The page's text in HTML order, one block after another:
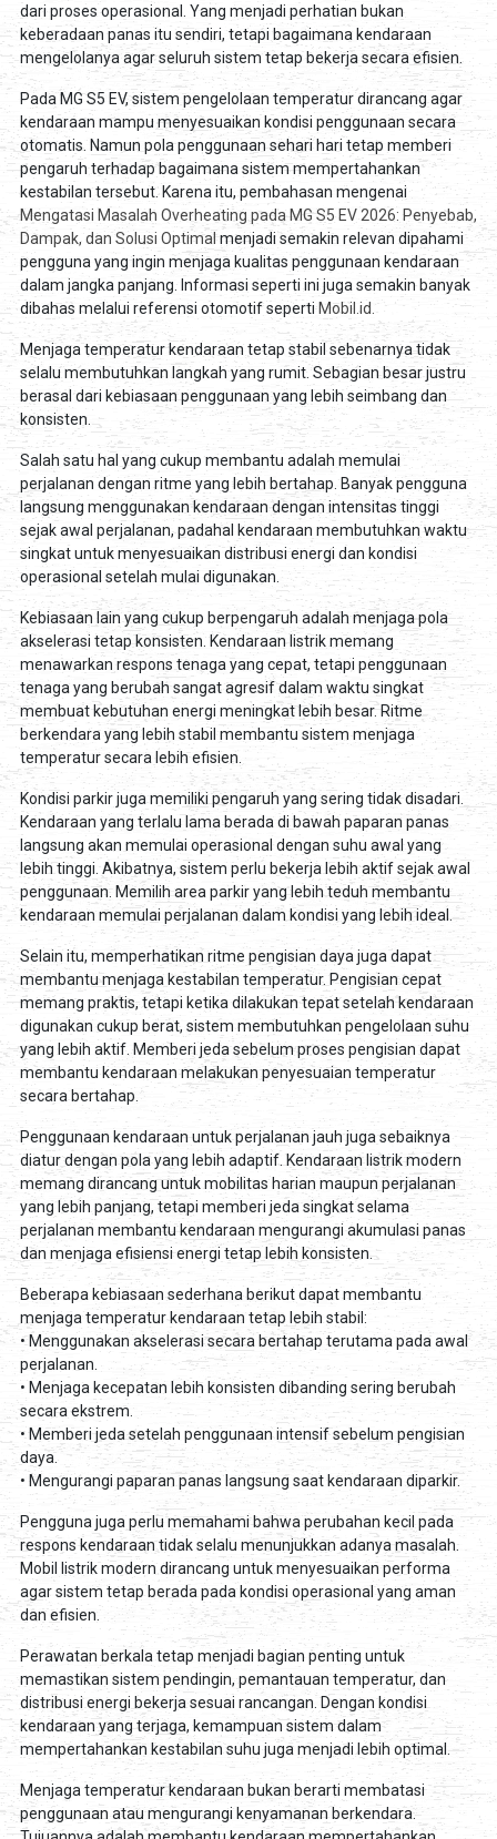
dari proses operasional. Yang menjadi perhatian bukan
keberadaan panas itu sendiri, tetapi bagaimana kendaraan
mengelolanya agar seluruh sistem tetap bekerja secara efisien.
Pada MG S5 EV, sistem pengelolaan temperatur dirancang agar
kendaraan mampu menyesuaikan kondisi penggunaan secara
otomatis. Namun pola penggunaan sehari hari tetap memberi
pengaruh terhadap bagaimana sistem mempertahankan
kestabilan tersebut. Karena itu, pembahasan mengenai
Mengatasi Masalah Overheating pada MG S5 EV 2026: Penyebab,
Dampak, dan Solusi Optimalmenjadi semakin relevan dipahami
pengguna yang ingin menjaga kualitas penggunaan kendaraan
dalam jangka panjang. Informasi seperti ini juga semakin banyak
dibahas melalui referensi otomotif seperti Mobil.id.
Menjaga temperatur kendaraan tetap stabil sebenarnya tidak
selalu membutuhkan langkah yang rumit. Sebagian besar justru
berasal dari kebiasaan penggunaan yang lebih seimbang dan
konsisten.
Salah satu hal yang cukup membantu adalah memulai
perjalanan dengan ritme yang lebih bertahap. Banyak pengguna
langsung menggunakan kendaraan dengan intensitas tinggi
sejak awal perjalanan, padahal kendaraan membutuhkan waktu
singkat untuk menyesuaikan distribusi energi dan kondisi
operasional setelah mulai digunakan.
Kebiasaan lain yang cukup berpengaruh adalah menjaga pola
akselerasi tetap konsisten. Kendaraan listrik memang
menawarkan respons tenaga yang cepat, tetapi penggunaan
tenaga yang berubah sangat agresif dalam waktu singkat
membuat kebutuhan energi meningkat lebih besar. Ritme
berkendara yang lebih stabil membantu sistem menjaga
temperatur secara lebih efisien.
Kondisi parkir juga memiliki pengaruh yang sering tidak disadari.
Kendaraan yang terlalu lama berada di bawah paparan panas
langsung akan memulai operasional dengan suhu awal yang
lebih tinggi. Akibatnya, sistem perlu bekerja lebih aktif sejak awal
penggunaan. Memilih area parkir yang lebih teduh membantu
kendaraan memulai perjalanan dalam kondisi yang lebih ideal.
Selain itu, memperhatikan ritme pengisian daya juga dapat
membantu menjaga kestabilan temperatur. Pengisian cepat
memang praktis, tetapi ketika dilakukan tepat setelah kendaraan
digunakan cukup berat, sistem membutuhkan pengelolaan suhu
yang lebih aktif. Memberi jeda sebelum proses pengisian dapat
membantu kendaraan melakukan penyesuaian temperatur
secara bertahap.
Penggunaan kendaraan untuk perjalanan jauh juga sebaiknya
diatur dengan pola yang lebih adaptif. Kendaraan listrik modern
memang dirancang untuk mobilitas harian maupun perjalanan
yang lebih panjang, tetapi memberi jeda singkat selama
perjalanan membantu kendaraan mengurangi akumulasi panas
dan menjaga efisiensi energi tetap lebih konsisten.
Beberapa kebiasaan sederhana berikut dapat membantu
menjaga temperatur kendaraan tetap lebih stabil:
• Menggunakan akselerasi secara bertahap terutama pada awal
perjalanan.
• Menjaga kecepatan lebih konsisten dibanding sering berubah
secara ekstrem.
• Memberi jeda setelah penggunaan intensif sebelum pengisian
daya.
• Mengurangi paparan panas langsung saat kendaraan diparkir.
Pengguna juga perlu memahami bahwa perubahan kecil pada
respons kendaraan tidak selalu menunjukkan adanya masalah.
Mobil listrik modern dirancang untuk menyesuaikan performa
agar sistem tetap berada pada kondisi operasional yang aman
dan efisien.
Perawatan berkala tetap menjadi bagian penting untuk
memastikan sistem pendingin, pemantauan temperatur, dan
distribusi energi bekerja sesuai rancangan. Dengan kondisi
kendaraan yang terjaga, kemampuan sistem dalam
mempertahankan kestabilan suhu juga menjadi lebih optimal.
Menjaga temperatur kendaraan bukan berarti membatasi
penggunaan atau mengurangi kenyamanan berkendara.